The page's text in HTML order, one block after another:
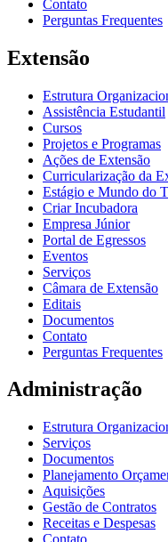
Contato
Perguntas Frequentes
Extensão
Estrutura
Assistência Estudantil
Cursos
Projetos e Programas
Ações de Extensão
Curricularização da
Estágio e Mundo do
Criar Incubadora
Empresa Júnior
Portal de Egressos
Eventos
Serviços
Câmara de Extensão
Editais
Documentos
Contato
Perguntas Frequentes
Administração
Estrutura
Serviços
Documentos
Planejamento
Aquisições
Gestão de Contratos
Receitas e Despesas